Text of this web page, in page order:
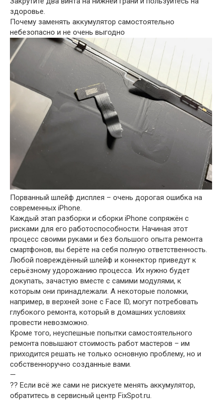
здоровье.
Почему заменять аккумулятор самостоятельно
небезопасно и не очень выгодно
Порванный шлейф дисплея – очень дорогая ошибка на
современных iPhone.
Каждый этап разборки и сборки iPhone сопряжён с
рисками для его работоспособности. Начиная этот
процесс своими руками и без большого опыта ремонта
смартфонов, вы берёте на себя полную ответственность.
Любой повреждённый шлейф и коннектор приведут к
серьёзному удорожанию процесса. Их нужно будет
докупать, зачастую вместе с самими модулями, к
которым они принадлежали. А некоторые поломки,
например, в верхней зоне с Face ID, могут потребовать
глубокого ремонта, который в домашних условиях
провести невозможно.
Кроме того, неуспешные попытки самостоятельного
ремонта повышают стоимость работ мастеров – им
приходится решать не только основную проблему, но и
собственноручно созданные вами.
—
?‍? Если всё же сами не рискуете менять аккумулятор,
обратитесь в сервисный центр FixSpot.ru.